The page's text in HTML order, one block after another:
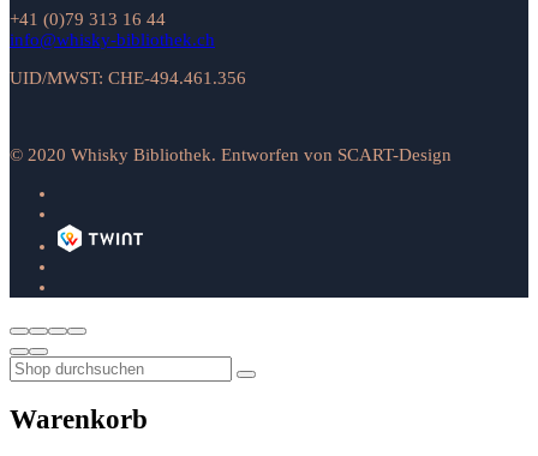
+41 (0)79 313 16 44
info@whisky-bibliothek.ch
UID/MWST: CHE-494.461.356
© 2020 Whisky Bibliothek. Entworfen von SCART-Design
Warenkorb